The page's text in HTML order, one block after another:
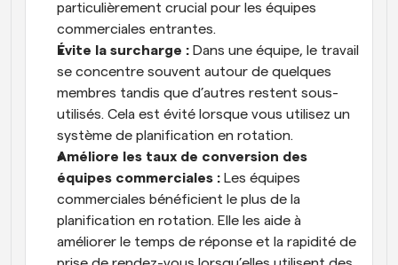
particulièrement crucial pour les équipes
commerciales entrantes.
Évite la surcharge : Dans une équipe, le travail
se concentre souvent autour de quelques
membres tandis que d’autres restent sous-
utilisés. Cela est évité lorsque vous utilisez un
système de planification en rotation.
Améliore les taux de conversion des
équipes commerciales : Les équipes
commerciales bénéficient le plus de la
planification en rotation. Elle les aide à
améliorer le temps de réponse et la rapidité de